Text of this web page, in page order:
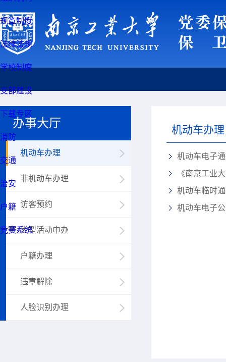
规章制度
法律法规
学校制度
支部建设
下载专区
消防
交通
治安
户籍
竞赛系统
办事大厅
机动车办理
非机动车办理
访客预约
大型活动申办
户籍办理
违章解除
人脸识别办理
机动车办理
机动车电子
《南京工业
机动车临时
机动车电子